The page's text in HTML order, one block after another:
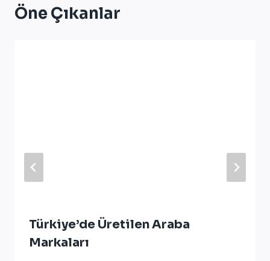
Öne Çıkanlar
Türkiye’de Üretilen Araba
Markaları